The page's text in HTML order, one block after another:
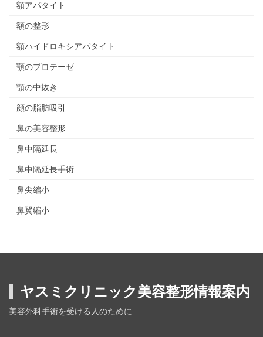
額アパタイト
額の整形
額ハイドロキシアパタイト
顎のプロテーゼ
顎の中抜き
顔の脂肪吸引
鼻の美容整形
鼻中隔延長
鼻中隔延長手術
鼻尖縮小
鼻翼縮小
ヤスミクリニック美容整形情報案内
美容外科手術を受ける人のために